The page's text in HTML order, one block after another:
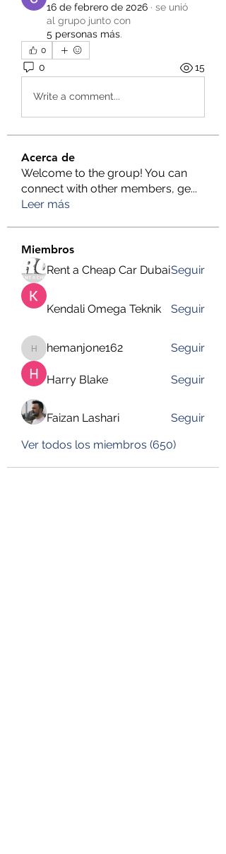
16 de febrero de 2026 · se unió
al grupo junto con
5 personas más.
0
0 15
Write a comment...
Acerca de
Welcome to the group! You can
connect with other members, ge...
Leer más
Miembros
Rent a Cheap Car DubaiSeguir
Kendali Omega Teknik Seguir
hemanjone162
hemanjone162 Seguir
Harry Blake Seguir
Faizan Lashari
Seguir
Ver todos los miembros (650)